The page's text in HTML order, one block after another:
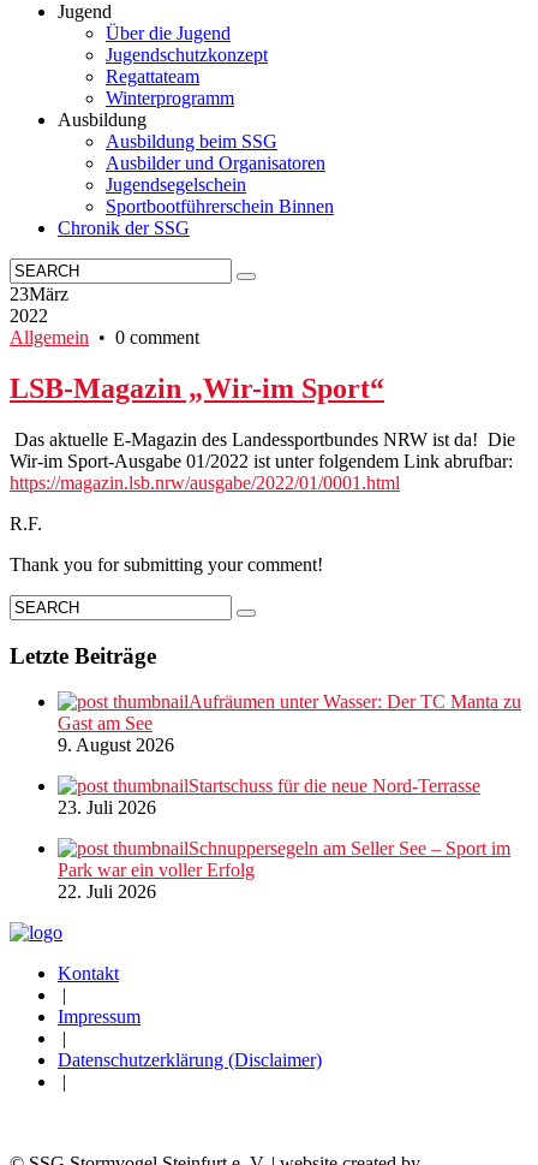
Jugend
Über die Jugend
Jugendschutzkonzept
Regattateam
Winterprogramm
Ausbildung
Ausbildung beim SSG
Ausbilder und Organisatoren
Jugendsegelschein
Sportbootführerschein Binnen
Chronik der SSG
23März
2022
Allgemein • 0 comment
LSB-Magazin „Wir-im Sport“
Das aktuelle E-Magazin des Landessportbundes NRW ist da! Die
Wir-im Sport-Ausgabe 01/2022 ist unter folgendem Link abrufbar:
https://magazin.lsb.nrw/ausgabe/2022/01/0001.html
R.F.
Thank you for submitting your comment!
Letzte Beiträge
Aufräumen unter Wasser: Der TC Manta zu
Gast am See
9. August 2026
Startschuss für die neue Nord-Terrasse
23. Juli 2026
Schnuppersegeln am Seller See – Sport im
Park war ein voller Erfolg
22. Juli 2026
Kontakt
|
Impressum
|
Datenschutzerklärung (Disclaimer)
|